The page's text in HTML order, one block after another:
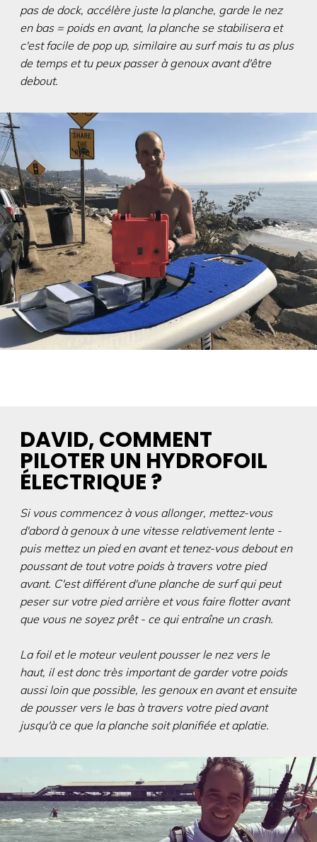
pas de dock, accélère juste la planche, garde le nez
en bas = poids en avant, la planche se stabilisera et
c'est facile de pop up, similaire au surf mais tu as plus
de temps et tu peux passer à genoux avant d'être
debout.
DAVID, COMMENT
PILOTER UN HYDROFOIL
ÉLECTRIQUE ?
Si vous commencez à vous allonger, mettez-vous
d'abord à genoux à une vitesse relativement lente -
puis mettez un pied en avant et tenez-vous debout en
poussant de tout votre poids à travers votre pied
avant. C'est différent d'une planche de surf qui peut
peser sur votre pied arrière et vous faire flotter avant
que vous ne soyez prêt - ce qui entraîne un crash.
La foil et le moteur veulent pousser le nez vers le
haut, il est donc très important de garder votre poids
aussi loin que possible, les genoux en avant et ensuite
de pousser vers le bas à travers votre pied avant
jusqu'à ce que la planche soit planifiée et aplatie.